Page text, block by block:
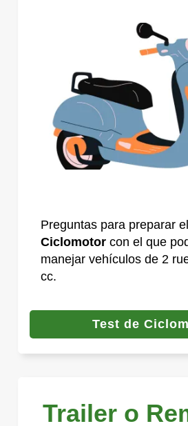
Preguntas para preparar el
Ciclomotor con el que
manejar vehículos de 2
cc.
Test de
Trailer o